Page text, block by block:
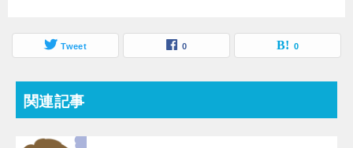
Tweet 0 0
関連記事